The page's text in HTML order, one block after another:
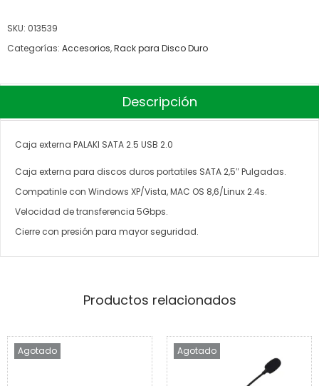
SKU: 013539
Categorías: Accesorios,Rack para Disco Duro
Descripción
Caja externa PALAKI SATA 2.5 USB 2.0
Caja externa para discos duros portatiles SATA 2,5″ Pulgadas.
Compatinle con Windows XP/Vista, MAC OS 8,6/Linux 2.4s.
Velocidad de transferencia 5Gbps.
Cierre con presión para mayor seguridad.
Productos relacionados
Agotado Agotado